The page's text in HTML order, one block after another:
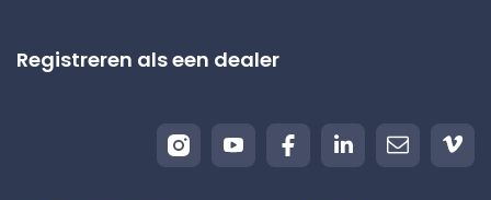
Registreren als een dealer